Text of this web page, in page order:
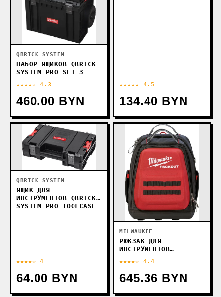
QBRICK SYSTEM
НАБОР ЯЩИКОВ QBRICK
SYSTEM PRO SET 3
★★★★☆ 4.3
460.00 BYN
★★★★★ 4.5
134.40 BYN
QBRICK SYSTEM
ЯЩИК ДЛЯ
ИНСТРУМЕНТОВ QBRICK
SYSTEM PRO TOOLCASE
★★★★☆ 4
64.00 BYN
MILWAUKEE
РЮКЗАК ДЛЯ
ИНСТРУМЕНТОВ
4932471131
★★★★☆ 4.4
645.36 BYN